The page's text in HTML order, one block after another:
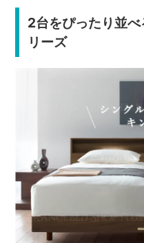
2台をぴったり並
リーズ